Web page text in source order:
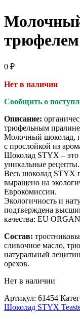
0 ₽
Нет в наличии
Сообщить о
Описание:
трюфельным
Молочный шоколад,
с прослойкой из
Шоколад STYX – это
уникальные рецепты.
Весь шоколад STYX
выращено на
Еврокомиссии.
Экологичность и
подтверждена
качества: EU
Состав:
сливочное масло,
натуральный
орехов.
Нет в наличии
Артикул: 61454
Шоколад STYX